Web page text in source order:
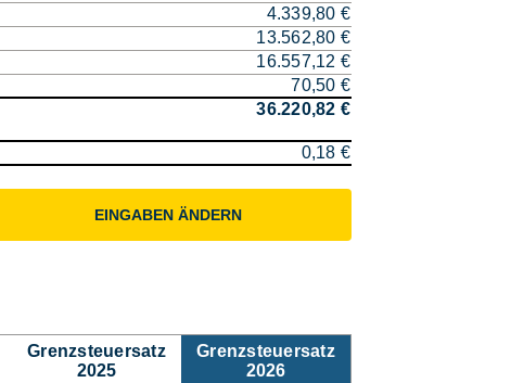
4.339,80 €
13.562,80 €
16.557,12 €
70,50 €
36.220,82 €
0,18 €
EINGABEN ÄNDERN
Grenzsteuersatz
2025
Grenzsteuersatz
2026